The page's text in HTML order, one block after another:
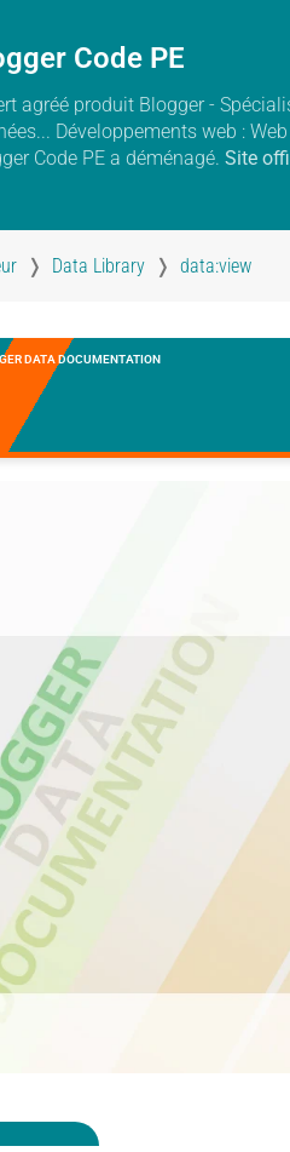
Code PE
agréé produit Blogger -
Développements web :
Code PE a déménagé. Site
Data Library data:view
DATA DOCUMENTATION